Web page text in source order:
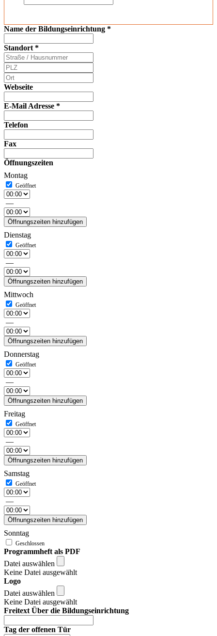
Name der Bildungseinrichtung *
Standort *
Webseite
E-Mail Adresse *
Telefon
Fax
Öffnungszeiten
Montag
—
Öffnungszeiten hinzufügen
Dienstag
—
Öffnungszeiten hinzufügen
Mittwoch
—
Öffnungszeiten hinzufügen
Donnerstag
—
Öffnungszeiten hinzufügen
Freitag
—
Öffnungszeiten hinzufügen
Samstag
—
Öffnungszeiten hinzufügen
Sonntag
Programmheft als PDF
Datei auswählen
Keine Datei ausgewählt
Logo
Datei auswählen
Keine Datei ausgewählt
Freitext Über die Bildungseinrichtung
Tag der offenen Tür